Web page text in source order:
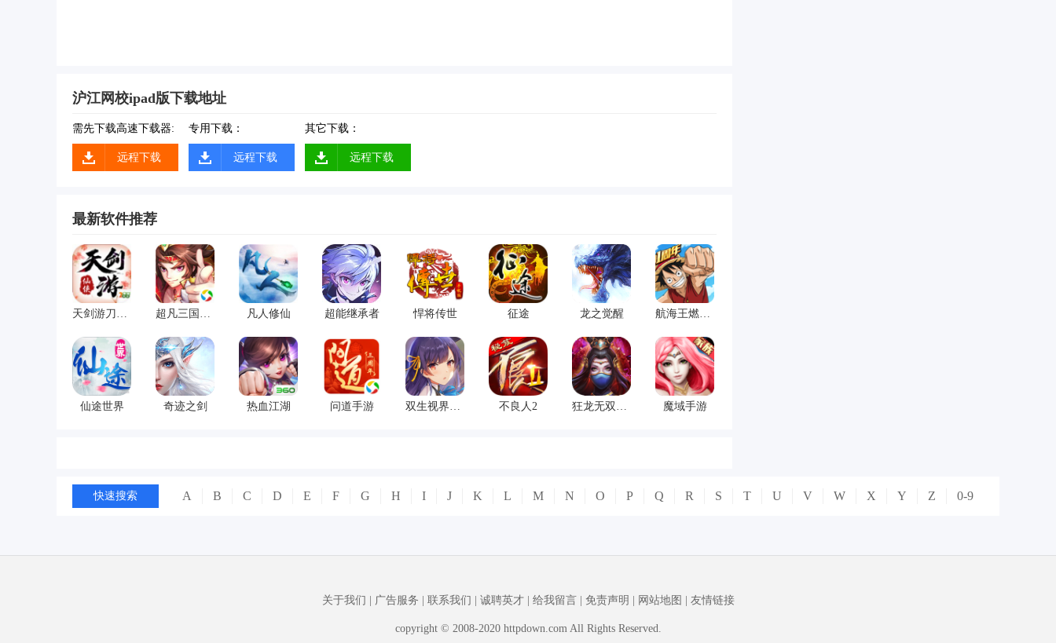
沪江网校ipad版下载地址
需先下载高速下载器:
远程下载
专用下载：
远程下载
其它下载：
远程下载
最新软件推荐
天剑游刀剑物语 超凡三国之群英会 凡人修仙 超能继承者 悍将传世 征途 龙之觉醒 航海王燃烧意志
仙途世界 奇迹之剑 热血江湖 问道手游 双生视界日服 不良人2 狂龙无双360版 魔域手游
快速搜索 A B C D E F G H I J K L M N O P Q R S T U V W X Y Z 0-9
关于我们 广告服务 联系我们 诚聘英才| 给我留言| 免责声明 网站地图 友情链接
copyright © 2008-2020 httpdown.com All Rights Reserved.